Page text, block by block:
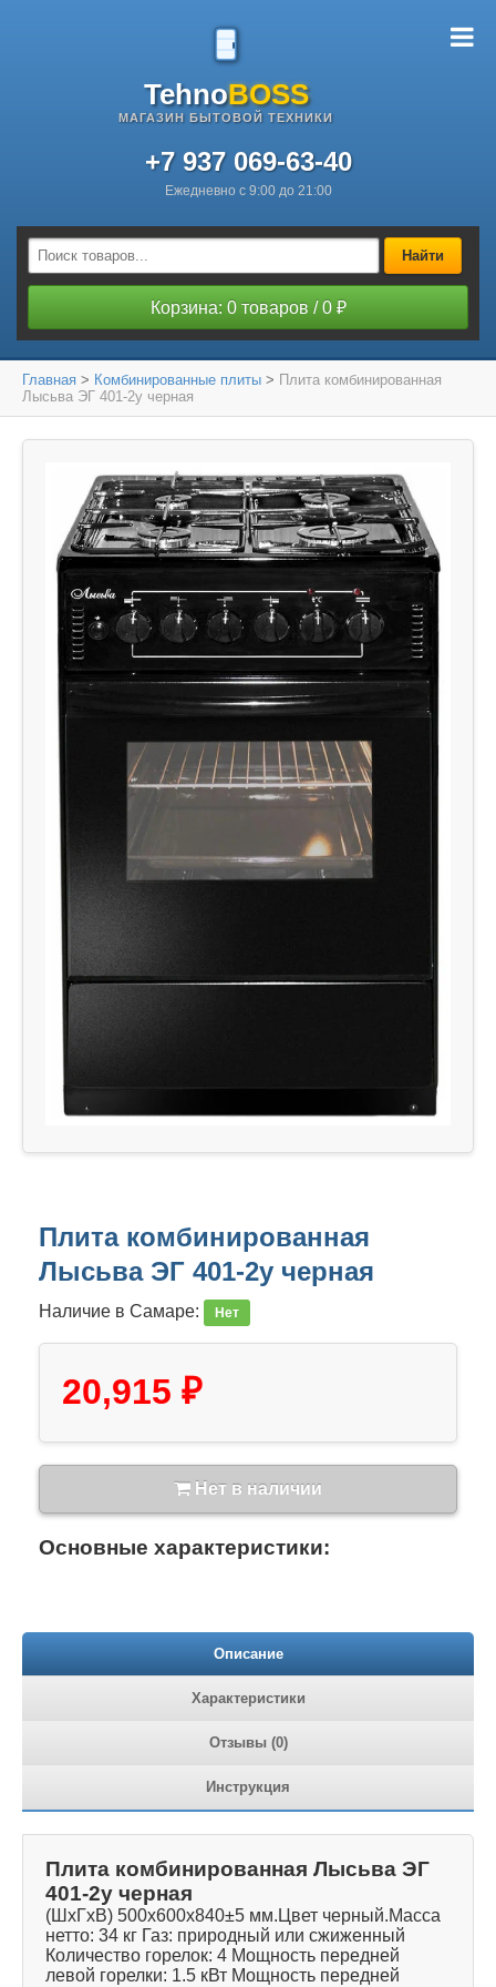
TehnoBOSS
МАГАЗИН БЫТОВОЙ ТЕХНИКИ
+7 937 069-63-40
Ежедневно с 9:00 до 21:00
Найти
Корзина: 0 товаров / 0 ₽
Главная > Комбинированные плиты > Плита комбинированная
Лысьва ЭГ 401-2у черная
Плита комбинированная
Лысьва ЭГ 401-2у черная
Наличие в Самаре: Нет
20,915 ₽
Нет в наличии
Основные характеристики:
Описание
Характеристики
Отзывы (0)
Инструкция
Плита комбинированная Лысьва ЭГ
401-2у черная
(ШхГхВ) 500х600х840±5 мм.Цвет черный.Масса
нетто: 34 кг Газ: природный или сжиженный
Количество горелок: 4 Мощность передней
левой горелки: 1.5 кВт Мощность передней